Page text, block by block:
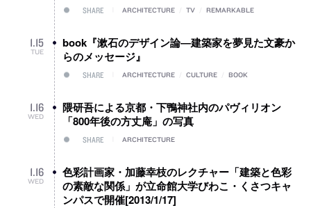
SHARE ARCHITECTURE TV REMARKABLE
1.15
TUE
book『漱石のデザイン論―建築家を夢見た文豪か
らのメッセージ』
SHARE ARCHITECTURE CULTURE BOOK
1.16
WED
隈研吾による京都・下鴨神社内のパヴィリオン
「800年後の方丈庵」の写真
SHARE ARCHITECTURE
1.16
WED
色彩計画家・加藤幸枝のレクチャー「建築と色彩
の素敵な関係」が立命館大学びわこ・くさつキャ
ンパスで開催[2013/1/17]